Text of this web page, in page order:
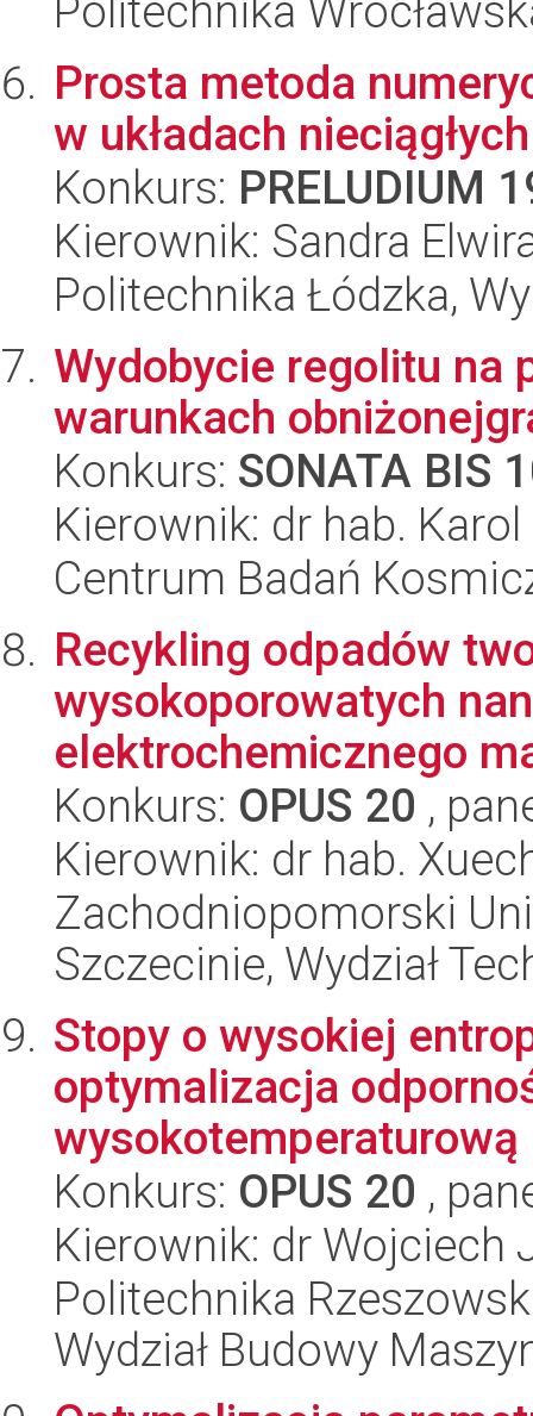
Politechnika
Prosta metoda
w układach
Konkurs: PRELUDIUM
Kierownik: Sandra
Politechnika Łódzka,
Wydobycie regolitu na
warunkach
Konkurs: SONATA BIS
Kierownik: dr hab.
Centrum Badań
Recykling odpadów
wysokoporowatych
elektrochemicznego
Konkurs: OPUS 20 ,
Kierownik: dr hab.
Zachodniopomorski
Szczecinie, Wydział
Stopy o wysokiej
optymalizacja
Konkurs: OPUS 20 ,
Kierownik: dr Wojciech
Politechnika
Wydział Budowy